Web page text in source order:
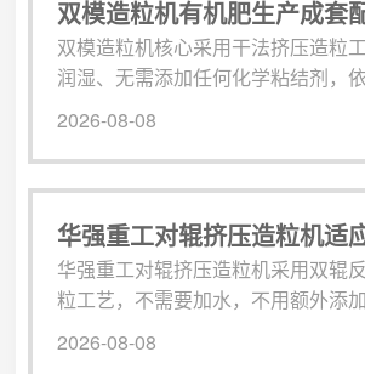
双模造粒机有机肥生产成套
双模造粒机核心采用干法挤压造粒
润湿、无需添加任何化学粘结剂，
理将各类粉状有机原料压制成均匀
保留肥料养分。该设备省去烘干、
序，大幅缩减生产流程，降低设备
损耗，同时生产过程无废水、废气
生产标准。一机双模是这款设备的
搭载两套可快速切换的模具，操作
2026-08-08
华强重工对辊挤压造粒机采用双辊
粒工艺，不需要加水，不用额外添
机械挤压完成物料成型，省去烘干
2026-08-08